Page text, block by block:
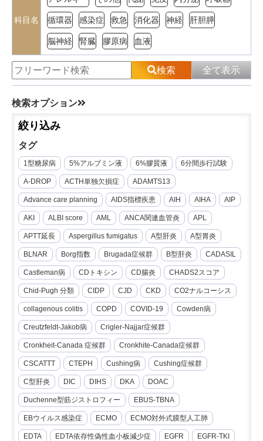
科目名 循環器 感染症 救急 消化器 神経 肝胆膵
脳神経 腎臓 膠原病 血液
検索 全て表示
検索オプション
絞り込み
タグ
1型糖尿病 5%アルブミン液 6%膠質液 6分間歩行試験
A-DROP ACTH単独欠損症 ADAMTS13
Advance care planning AIDS指標疾患 AIH AIHA AIP
AKI ALBI score AML ANCA関連血管炎 APL
APTT延長 Aspergillus fumigatus A型肝炎 A型胃炎
BLNAR Borg指数 Brugada症候群 B型肝炎 CADASIL
Castleman病 CDトキシン CD腸炎 CHADS2スコア
Chid-Pugh 分類 CIDP CJD CKD CO2ナルコーシス
collagenous colitis COPD COVID-19 Cowden病
Creutzfeldt-Jakob病 Crigler-Najjar症候群
Cronkheit-Canada 症候群 Cronkhite-Canada症候群
CSCATTT CTEPH Cushing病 Cushing症候群
C型肝炎 DIC DIHS DKA DOAC
Duchenne型筋ジストロフィー EBUS-TBNA
EBウイルス感染症 ECMO ECMO対外式膜型人工肺
EDTA EDTA依存性偽性血小板減少症 EGFR EGFR-TKI